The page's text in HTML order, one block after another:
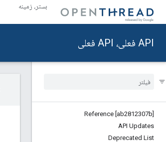
بستر، زمینه
API فعلی، API فعلی
Reference [ab2812307b]
API Updates
Deprecated List